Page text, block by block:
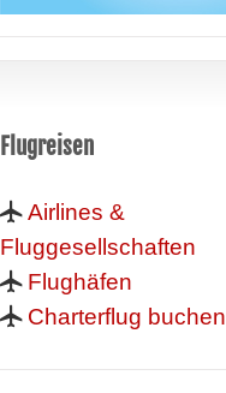
Flugreisen
Airlines &
Fluggesellschaften
Flughäfen
Charterflug buchen